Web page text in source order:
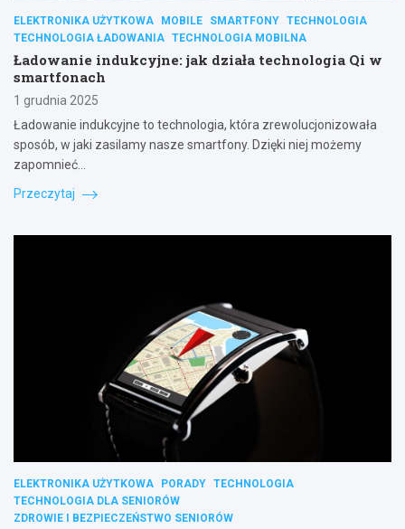
ELEKTRONIKA UŻYTKOWA MOBILE SMARTFONY TECHNOLOGIA
TECHNOLOGIA ŁADOWANIA TECHNOLOGIA MOBILNA
Ładowanie indukcyjne: jak działa technologia Qi w
smartfonach
1 grudnia 2025
Ładowanie indukcyjne to technologia, która zrewolucjonizowała
sposób, w jaki zasilamy nasze smartfony. Dzięki niej możemy
zapomnieć…
Przeczytaj
ELEKTRONIKA UŻYTKOWA PORADY TECHNOLOGIA
TECHNOLOGIA DLA SENIORÓW
ZDROWIE I BEZPIECZEŃSTWO SENIORÓW